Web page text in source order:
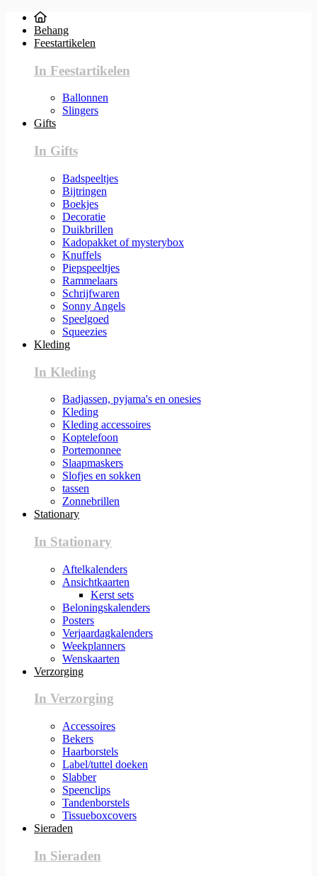
Behang
Feestartikelen
In Feestartikelen
Ballonnen
Slingers
Gifts
In Gifts
Badspeeltjes
Bijtringen
Boekjes
Decoratie
Duikbrillen
Kadopakket of mysterybox
Knuffels
Piepspeeltjes
Rammelaars
Schrijfwaren
Sonny Angels
Speelgoed
Squeezies
Kleding
In Kleding
Badjassen, pyjama's en onesies
Kleding
Kleding accessoires
Koptelefoon
Portemonnee
Slaapmaskers
Slofjes en sokken
tassen
Zonnebrillen
Stationary
In Stationary
Aftelkalenders
Ansichtkaarten
Kerst sets
Beloningskalenders
Posters
Verjaardagkalenders
Weekplanners
Wenskaarten
Verzorging
In Verzorging
Accessoires
Bekers
Haarborstels
Label/tuttel doeken
Slabber
Speenclips
Tandenborstels
Tissueboxcovers
Sieraden
In Sieraden